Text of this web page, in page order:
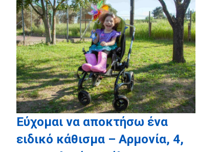
Εύχομαι να αποκτήσω ένα
ειδικό κάθισμα – Αρμονία, 4,